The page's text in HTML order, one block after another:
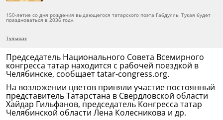
150-летие со дня рождения выдающегося татарского поэта Габдуллы Тукая будет
праздноваться в 2036 году.
Тулырак
Председатель Национального Совета Всемирного
конгресса татар находится с рабочей поездкой в
Челябинске, сообщает tatar-congress.org.
На возложении цветов приняли участие постоянный
представитель Татарстана в Свердловской области
Хайдар Гильфанов, председатель Конгресса татар
Челябинской области Лена Колесникова и др.